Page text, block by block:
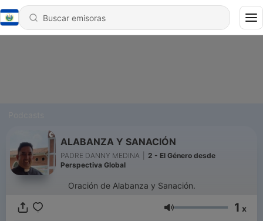
ALABANZA Y SANACIÓN
PADRE DANNY MEDINA
2 - El Género desde
Perspectiva Global
Oración de Alabanza y Sanación.
Volumen 1 x